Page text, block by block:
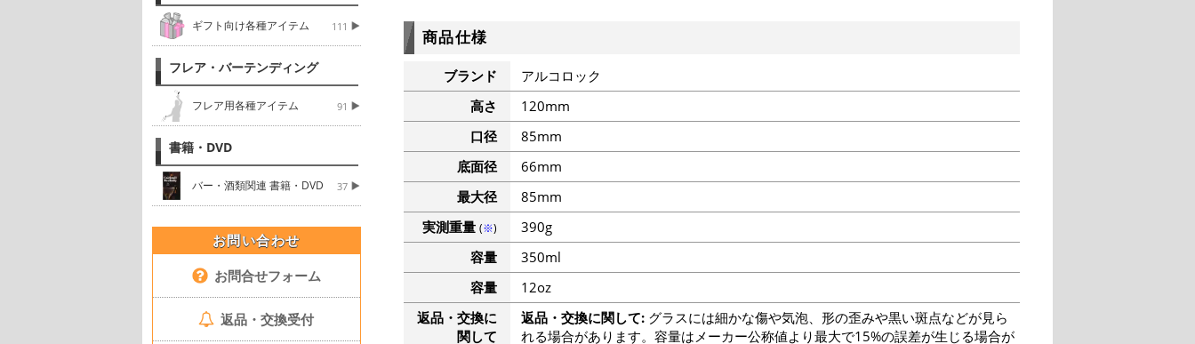
ギフト向け各種アイテム 111
フレア・バーテンディング
フレア用各種アイテム 91
書籍・DVD
バー・酒類関連 書籍・DVD 37
お問い合わせ
お問合せフォーム
返品・交換受付
商品仕様
ブランド
アルコロック
高さ
120mm
口径
85mm
底面径
66mm
最大径
85mm
実測重量 (※)
390g
容量
350ml
容量
12oz
返品・交換に
関して
返品・交換に関して:グラスには細かな傷や気泡、形の歪みや黒い斑点などが見ら
れる場合があります。容量はメーカー公称値より最大で15%の誤差が生じる場合が